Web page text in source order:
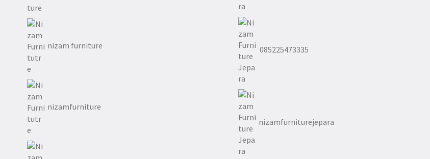
nizam furniture
nizamfurniture
085225473335
nizamfurniturejepara